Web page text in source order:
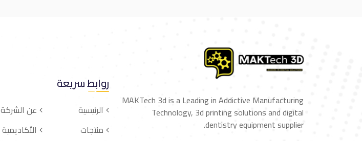
MAKTech 3d is a Leading in Addictive Manufacturing
Technology, 3d printing solutions and digital
dentistry equipment supplier.
روابط سريعة
الرئيسية
عن الشركة
منتجات
الأكاديمية